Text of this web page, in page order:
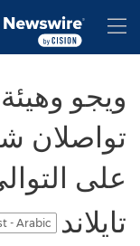
ويجو وهيئة
تواصلان
على
تايلاند
- Arabic